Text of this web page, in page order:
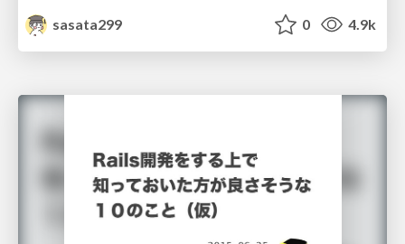
sasata299
0 4.9k